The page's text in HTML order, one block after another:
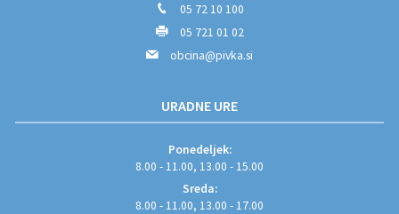
05 72 10 100
05 721 01 02
obcina@pivka.si
URADNE URE
Ponedeljek:
8.00 - 11.00, 13.00 - 15.00
Sreda:
8.00 - 11.00, 13.00 - 17.00